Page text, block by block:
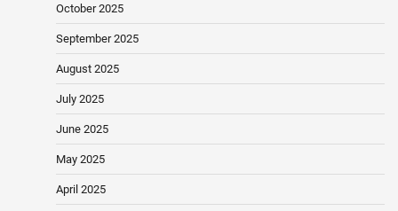
October 2025
September 2025
August 2025
July 2025
June 2025
May 2025
April 2025